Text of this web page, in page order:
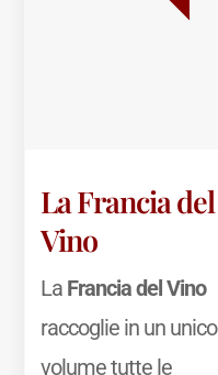
La Francia del
Vino
La Francia del Vino
raccoglie in un unico
volume tutte le